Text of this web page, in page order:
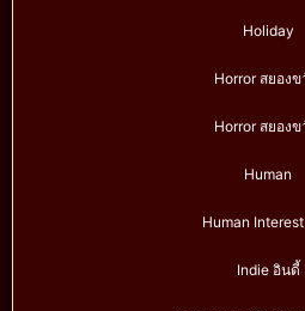
Holiday
Horror สยอง
Horror สยอง
Human
Human
Indie อินดี้